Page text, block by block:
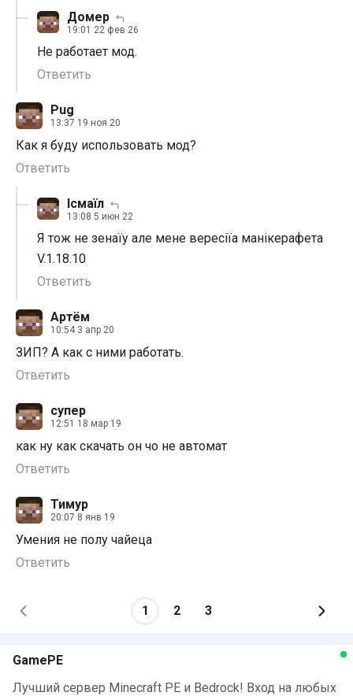
Домер
19:01 22 фев 26
Не работает мод.
Ответить
Pug
13:37 19 ноя 20
Как я буду использовать мод?
Ответить
Ісмаїл
13:08 5 июн 22
Я тож не зенаїу але мене вересіїа манікерафета
V.1.18.10
Ответить
Артём
10:54 3 апр 20
ЗИП? А как с ними работать.
Ответить
супер
12:51 18 мар 19
как ну как скачать он чо не автомат
Ответить
Тимур
20:07 8 янв 19
Умения не полу чайеца
Ответить
1 2 3
GamePE
Лучший сервер Minecraft PE и Bedrock! Вход на любых